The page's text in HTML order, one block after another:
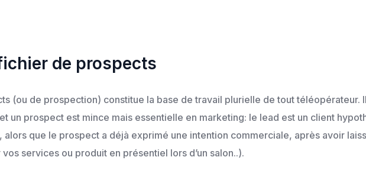
de prospects
(ou de prospection) constitue la base de travail plurielle de tout téléopérateur.
un prospect est mince mais essentielle en marketing: le lead est un client
que le prospect a déjà exprimé une intention commerciale, après avoir
services ou produit en présentiel lors d’un salon..).